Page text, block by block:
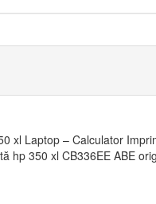
xl Laptop – Calculator
hp 350 xl CB336EE ABE